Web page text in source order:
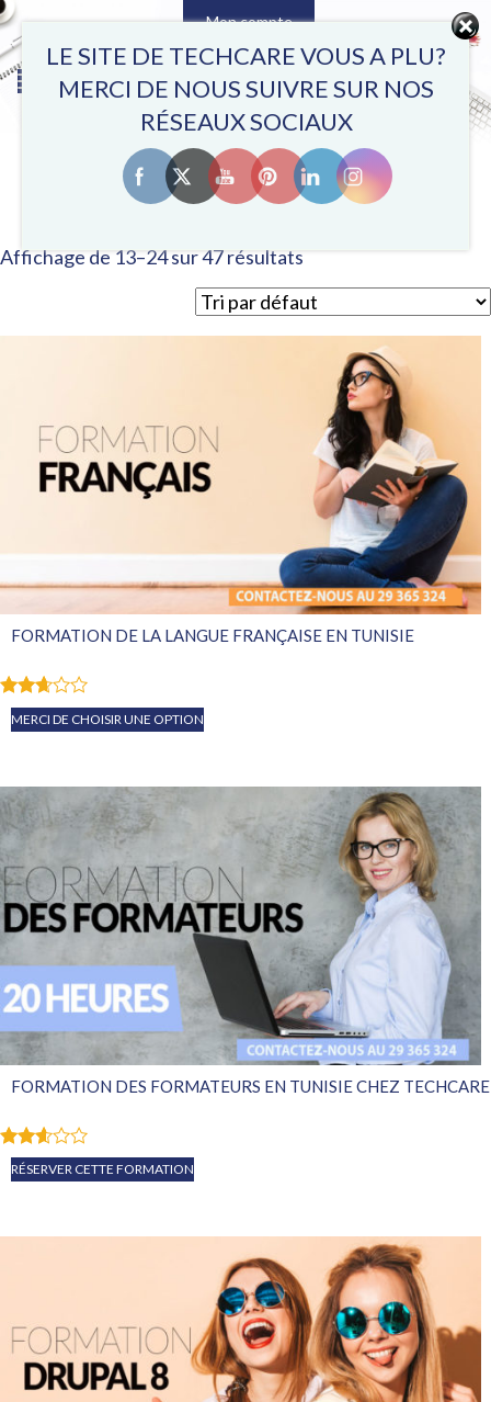
Mon compte
ACCUEIL FORMATIONS MODULES EN TUNISIE/ PAGE 2
FORMATIONS MODULES EN TUNISIE
Affichage de 13–24 sur 47 résultats
FORMATION DE LA LANGUE FRANÇAISE EN TUNISIE
Note
2.56
MERCI DE CHOISIR UNE OPTION
FORMATION DES FORMATEURS EN TUNISIE CHEZ TECHCARE
Note
2.54
RÉSERVER CETTE FORMATION
LE SITE DE TECHCARE VOUS A PLU?
MERCI DE NOUS SUIVRE SUR NOS
RÉSEAUX SOCIAUX